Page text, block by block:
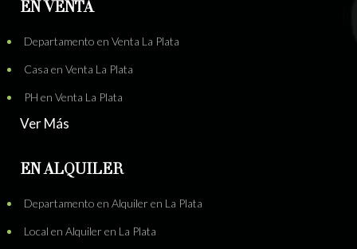
EN VENTA
Departamento en Venta La Plata
Casa en Venta La Plata
PH en Venta La Plata
Ver Más
EN ALQUILER
Departamento en Alquiler en La Plata
Local en Alquiler en La Plata